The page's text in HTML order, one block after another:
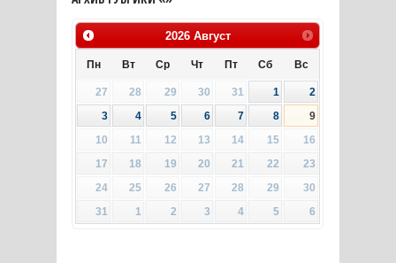
2026 Август
Пн Вт Ср Чт Пт Сб Вс
27 28 29 30 31 1
2
3
4 5 6 7 8
9
10
11 12 13 14 15
16
17
18 19 20 21 22
23
24
25 26 27 28 29
30
31
1 2 3 4 5 6